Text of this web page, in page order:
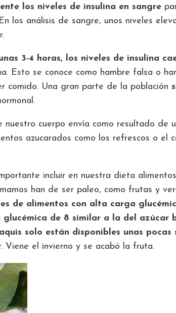
los niveles de insulina en sangre
los análisis de sangre, unos niveles
3-4 horas, los niveles de insulina
Esto se conoce como hambre falsa o
comido. Una gran parte de la población
nuestro cuerpo envía como resultado de
azucarados como los refrescos o el
incluir en nuestra dieta
han de ser paleo, como frutas y
de alimentos con alta carga
glucémica de 8 similar a la del azúcar
solo están disponibles unas pocas
Viene el invierno y se acabó la fruta.